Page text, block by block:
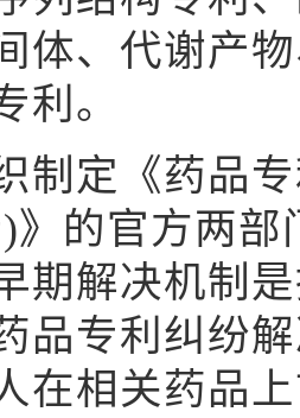
体、代谢产
利。
定《药品专
》的官方两
期解决机制
品专利纠纷
在相关药品